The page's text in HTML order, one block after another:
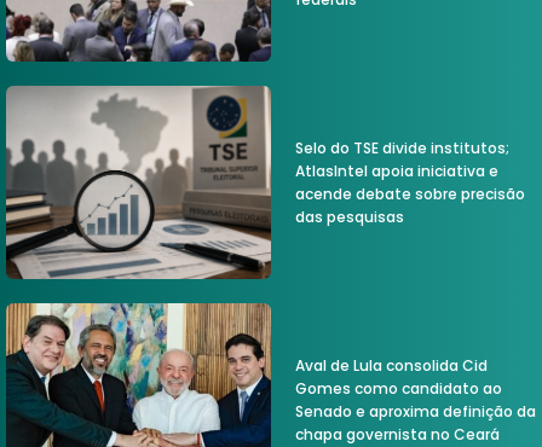
Selo do TSE divide institutos;
AtlasIntel apoia iniciativa e
acende debate sobre precisão
das pesquisas
Aval de Lula consolida Cid
Gomes como candidato ao
Senado e aproxima definição da
chapa governista no Ceará